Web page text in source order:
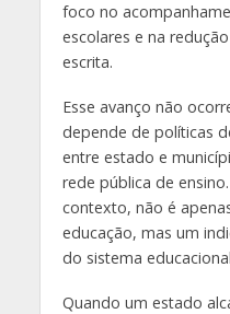
foco no
escolares e na
escrita.
Esse avanço não
depende de políticas
entre estado e
rede pública de
contexto, não é
educação, mas um
do sistema
Quando um estado